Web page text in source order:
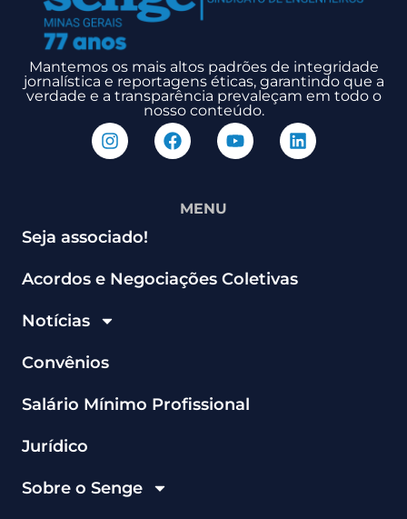
Mantemos os mais altos padrões de integridade
jornalística e reportagens éticas, garantindo que a
verdade e a transparência prevaleçam em todo o
nosso conteúdo.
MENU
Seja associado!
Acordos e Negociações Coletivas
Notícias
Convênios
Salário Mínimo Profissional
Jurídico
Sobre o Senge